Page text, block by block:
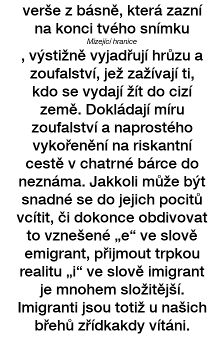
verše z básně, která zazní
na konci tvého snímku
Mizející hranice
, výstižně vyjadřují hrůzu a
zoufalství, jež zažívají ti,
kdo se vydají žít do cizí
země. Dokládají míru
zoufalství a naprostého
vykořenění na riskantní
cestě v chatrné bárce do
neznáma. Jakkoli může být
snadné se do jejich pocitů
vcítit, či dokonce obdivovat
to vznešené „e“ ve slově
emigrant, přijmout trpkou
realitu „i“ ve slově imigrant
je mnohem složitější.
Imigranti jsou totiž u našich
břehů zřídkakdy vítáni.